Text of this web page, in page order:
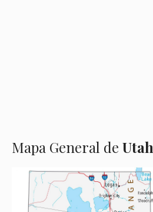
Mapa General de Utah